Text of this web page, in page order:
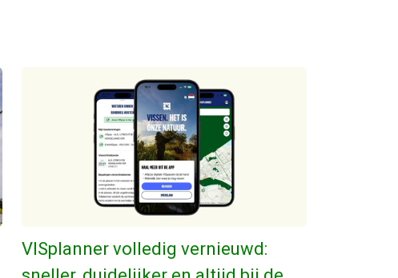
VISplanner volledig vernieuwd: